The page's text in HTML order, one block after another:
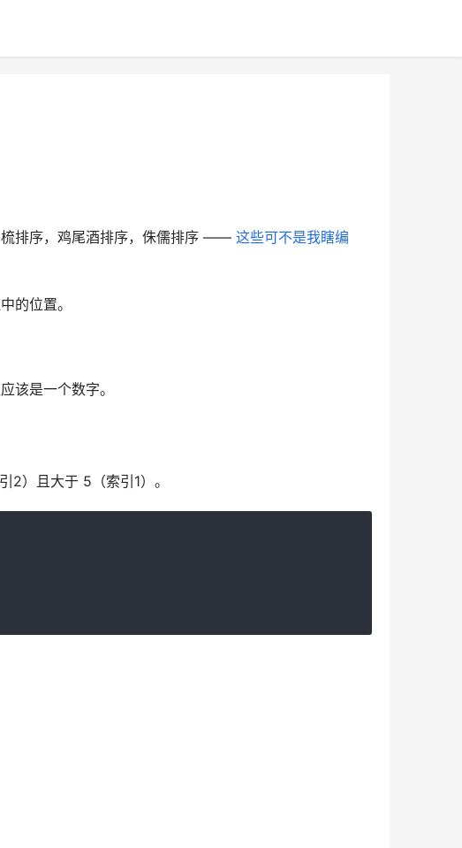
梳排序，鸡尾酒排序，侏儒排序 —— 这些可不是我瞎编
的位置。
该是一个数字。
）且大于 5（索引1）。